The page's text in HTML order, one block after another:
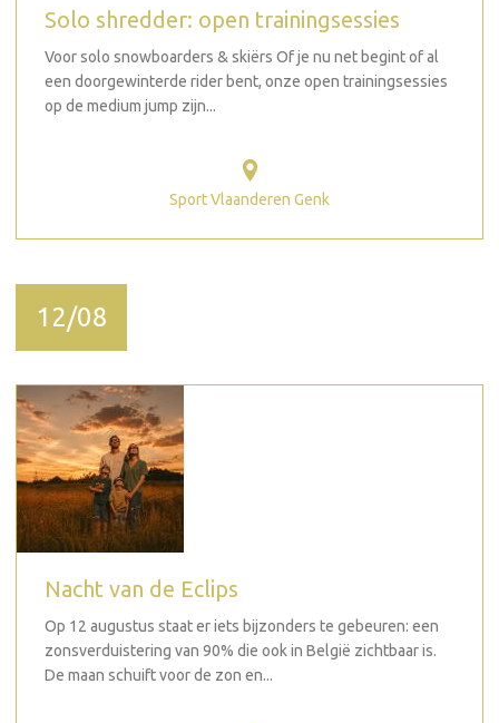
Solo shredder: open trainingsessies
Voor solo snowboarders & skiërs Of je nu net begint of al
een doorgewinterde rider bent, onze open trainingsessies
op de medium jump zijn...
Sport Vlaanderen Genk
12/08
Nacht van de Eclips
Op 12 augustus staat er iets bijzonders te gebeuren: een
zonsverduistering van 90% die ook in België zichtbaar is.
De maan schuift voor de zon en...